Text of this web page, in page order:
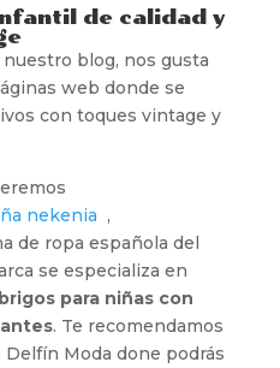
de calidad y
blog, nos gusta
web donde se
con toques vintage y
nekenia ,
de ropa española del
se especializa en
para niñas con
. Te recomendamos
Moda done podrás